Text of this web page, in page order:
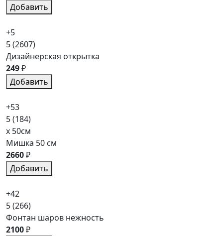
Добавить
+5
5(2607)
Дизайнерская открытка
249₽
Добавить
+53
5(184)
x 50см
Мишка 50 см
2660₽
Добавить
+42
5(266)
Фонтан шаров нежность
2100₽